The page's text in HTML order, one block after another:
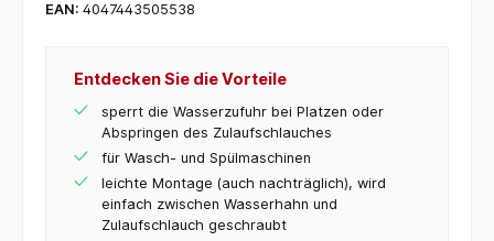
EAN: 4047443505538
Entdecken Sie die Vorteile
sperrt die Wasserzufuhr bei Platzen oder
Abspringen des Zulaufschlauches
für Wasch- und Spülmaschinen
leichte Montage (auch nachträglich), wird
einfach zwischen Wasserhahn und
Zulaufschlauch geschraubt